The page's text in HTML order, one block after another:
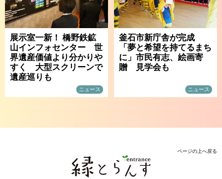
展示室一新！ 橋野鉄鉱
山インフォセンター 世
界遺産価値より分かりや
すく 大型スクリーンで
遺産巡りも
ニュース
釜石市新庁舎が完成
「夢と希望を持てるまち
に」市民有志、絵画寄
贈 見学会も
ニュース
ページの上へ戻る